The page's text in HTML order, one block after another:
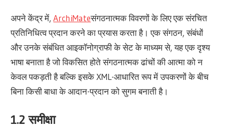
अपने केंद्र में,ArchiMateसंगठनात्मक विवरणों के लिए एक संरचित
प्रतिनिधित्व प्रदान करने का प्रयास करता है। एक संगठन, संबंधों
और उनके संबंधित आइकॉनोग्राफी के सेट के माध्यम से, यह एक दृश्य
भाषा बनाता है जो विकसित होते संगठनात्मक ढांचों की आत्मा को न
केवल पकड़ती है बल्कि इसके XML-आधारित रूप में उपकरणों के बीच
बिना किसी बाधा के आदान-प्रदान को सुगम बनाती है।
1.2 समीक्षा